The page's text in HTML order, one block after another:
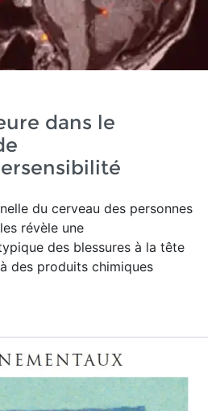
dans le
du cerveau des personnes
révèle une
des blessures à la tête
des produits chimiques